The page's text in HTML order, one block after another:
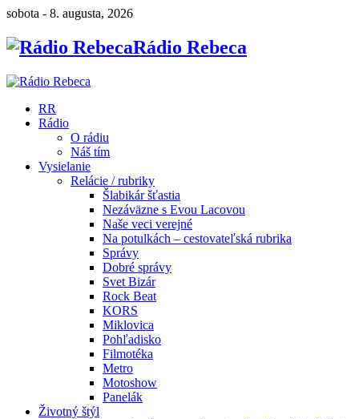
sobota - 8. augusta, 2026
Rádio Rebeca
RR
Rádio
O rádiu
Náš tím
Vysielanie
Relácie / rubriky
Šlabikár šťastia
Nezáväzne s Evou Lacovou
Naše veci verejné
Na potulkách – cestovateľská rubrika
Správy
Dobré správy
Svet Bizár
Rock Beat
KORS
Miklovica
Pohľadisko
Filmotéka
Metro
Motoshow
Panelák
Životný štýl